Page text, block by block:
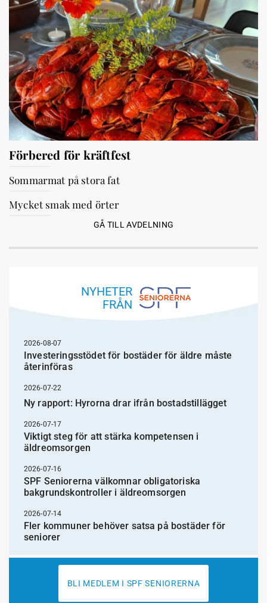
Förbered för kräftfest
Sommarmat på stora fat
Mycket smak med örter
GÅ TILL AVDELNING
NYHETER
FRÅN
2026-08-07
Investeringsstödet för bostäder för äldre måste
återinföras
2026-07-22
Ny rapport: Hyrorna drar ifrån bostadstillägget
2026-07-17
Viktigt steg för att stärka kompetensen i
äldreomsorgen
2026-07-16
SPF Seniorerna välkomnar obligatoriska
bakgrundskontroller i äldreomsorgen
2026-07-14
Fler kommuner behöver satsa på bostäder för
seniorer
BLI MEDLEM I SPF SENIORERNA